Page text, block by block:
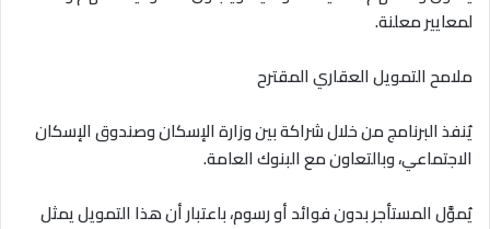
لمعايير معلنة.
ملامح التمويل العقاري المقترح
يُنفذ البرنامج من خلال شراكة بين وزارة الإسكان وصندوق الإسكان
الاجتماعي، وبالتعاون مع البنوك العامة.
يُموَّل المستأجر بدون فوائد أو رسوم، باعتبار أن هذا التمويل يمثل